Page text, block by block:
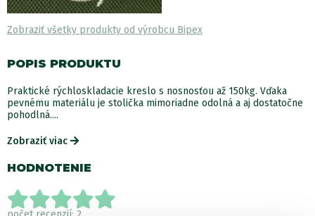
Zobraziť všetky produkty od výrobcu Bipex
POPIS PRODUKTU
Praktické rýchloskladacie kreslo s nosnosťou až 150kg. Vďaka
pevnému materiálu je stolička mimoriadne odolná a aj dostatočne
pohodlná....
Zobraziť viac
HODNOTENIE